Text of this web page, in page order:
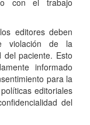
con el trabajo
editores deben
violación de la
paciente. Esto
informado
para la
editoriales
del